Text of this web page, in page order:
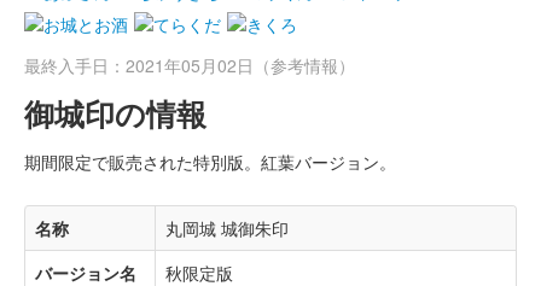
最終入手日：2021年05月02日（参考情報）
御城印の情報
期間限定で販売された特別版。紅葉バージョン。
名称
丸岡城 城御朱印
バージョン名
秋限定版